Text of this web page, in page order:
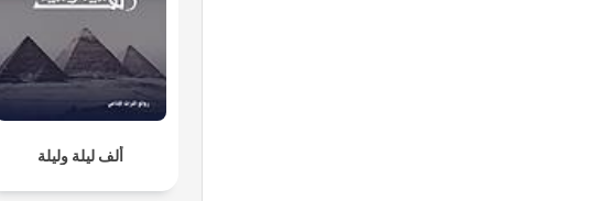
ألف ليلة وليلة